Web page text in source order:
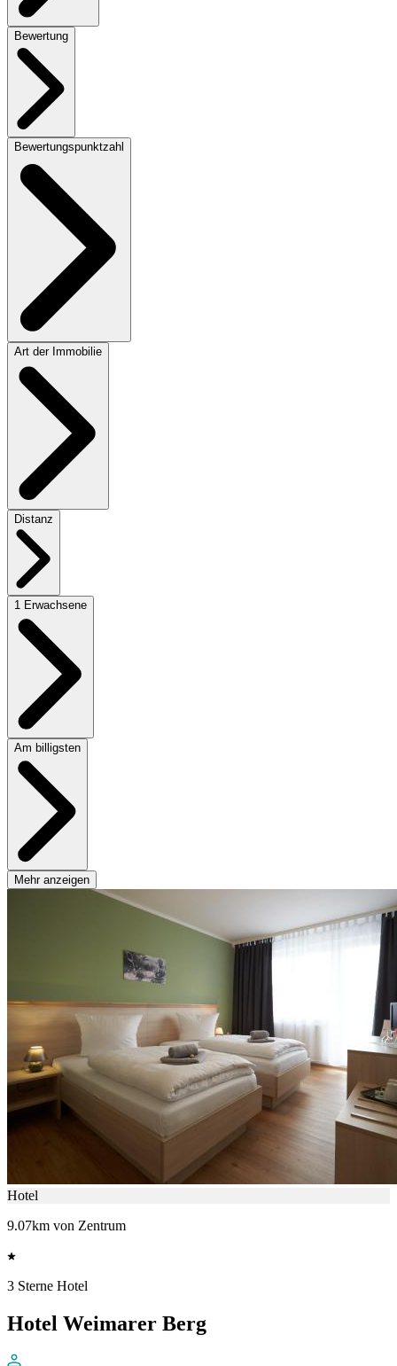
Bewertung
Bewertungspunktzahl
Art der Immobilie
Distanz
1 Erwachsene
Am billigsten
Mehr anzeigen
Hotel
9.07km von Zentrum
3 Sterne Hotel
Hotel Weimarer Berg